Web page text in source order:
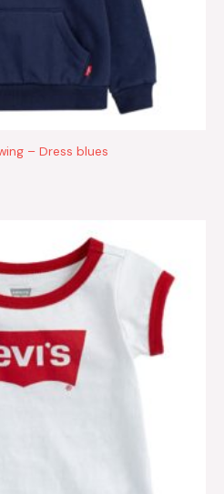
– Dress blues